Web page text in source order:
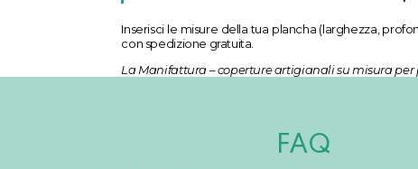
Inserisci le misure della tua plancha (larghezza,
con spedizione gratuita.
La Manifattura – coperture artigianali su misura
FAQ